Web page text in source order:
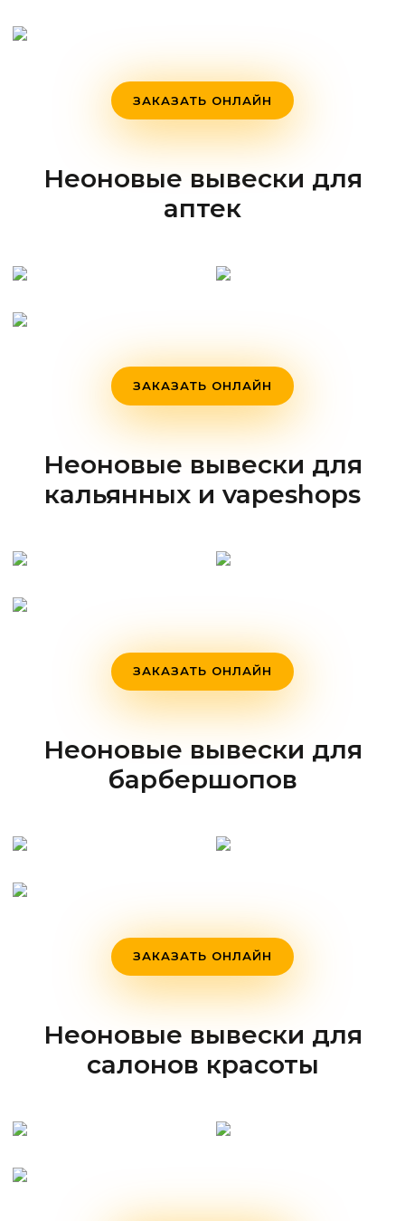
ЗАКАЗАТЬ ОНЛАЙН
Неоновые вывески для
аптек
ЗАКАЗАТЬ ОНЛАЙН
Неоновые вывески для
кальянных и vapeshops
ЗАКАЗАТЬ ОНЛАЙН
Неоновые вывески для
барбершопов
ЗАКАЗАТЬ ОНЛАЙН
Неоновые вывески для
салонов красоты